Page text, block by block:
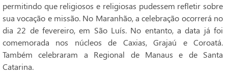
permitindo que religiosos e religiosas pudessem refletir sobre
sua vocação e missão. No Maranhão, a celebração ocorrerá no
dia 22 de fevereiro, em São Luís. No entanto, a data já foi
comemorada nos núcleos de Caxias, Grajaú e Coroatá.
Também celebraram a Regional de Manaus e de Santa
Catarina.